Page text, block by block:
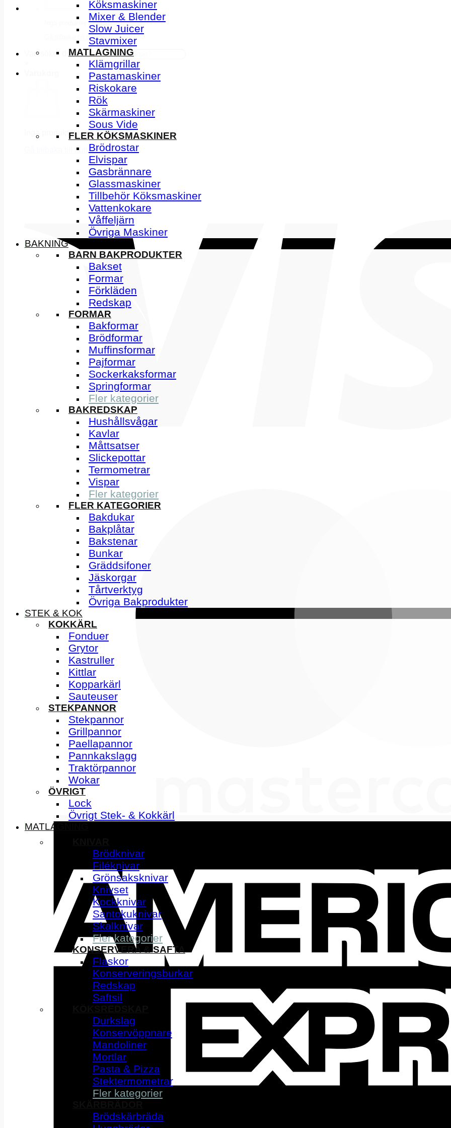
Inga produkter i varukorgen.
Gå tillbaka till butiken
Vad söker du idag?
Inga produkter i varukorgen.
Gå tillbaka till butiken
Köksmaskiner
Mixer & Blender
Slow Juicer
Stavmixer
MATLAGNING
Klämgrillar
Pastamaskiner
Riskokare
Rök
Skärmaskiner
Sous Vide
FLER KÖKSMASKINER
Brödrostar
Elvispar
Gasbrännare
Glassmaskiner
Tillbehör Köksmaskiner
Vattenkokare
Våffeljärn
Övriga Maskiner
BAKNING
BARN BAKPRODUKTER
Bakset
Formar
Förkläden
Redskap
FORMAR
Bakformar
Brödformar
Muffinsformar
Pajformar
Sockerkaksformar
Springformar
Fler kategorier
BAKREDSKAP
Hushållsvågar
Kavlar
Måttsatser
Slickepottar
Termometrar
Vispar
Fler kategorier
FLER KATEGORIER
Bakdukar
Bakplåtar
Bakstenar
Bunkar
Gräddsifoner
Jäskorgar
Tårtverktyg
Övriga Bakprodukter
STEK & KOK
KOKKÄRL
Fonduer
Grytor
Kastruller
Kittlar
Kopparkärl
Sauteuser
STEKPANNOR
Stekpannor
Grillpannor
Paellapannor
Pannkakslagg
Traktörpannor
Wokar
ÖVRIGT
Lock
Övrigt Stek- & Kokkärl
MATLAGNING
Brödknivar
Filéknivar
Grönsaksknivar
Knivset
Kockknivar
Santokuknivar
Skalknivar
Fler kategorier
KONSERVERA & SAFTA
Flaskor
Konserveringsburkar
Redskap
Saftsil
Durkslag
Konservöppnare
Mandoliner
Mortlar
Pasta & Pizza
Stektermometrar
Fler kategorier
Brödskärbräda